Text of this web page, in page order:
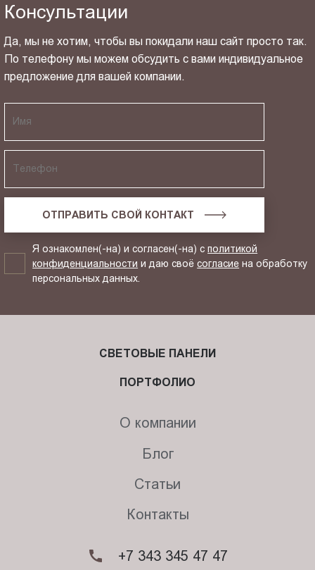
Консультации
Да, мы не хотим, чтобы вы покидали наш сайт просто так.
По телефону мы можем обсудить с вами индивидуальное
предложение для вашей компании.
ОТПРАВИТЬ СВОЙ КОНТАКТ
Я ознакомлен(-на) и согласен(-на) сполитикой
конфиденциальности и даю своёсогласие на обработку
персональных данных.
СВЕТОВЫЕ ПАНЕЛИ
ПОРТФОЛИО
О компании
Блог
Статьи
Контакты
+7 343 345 47 47